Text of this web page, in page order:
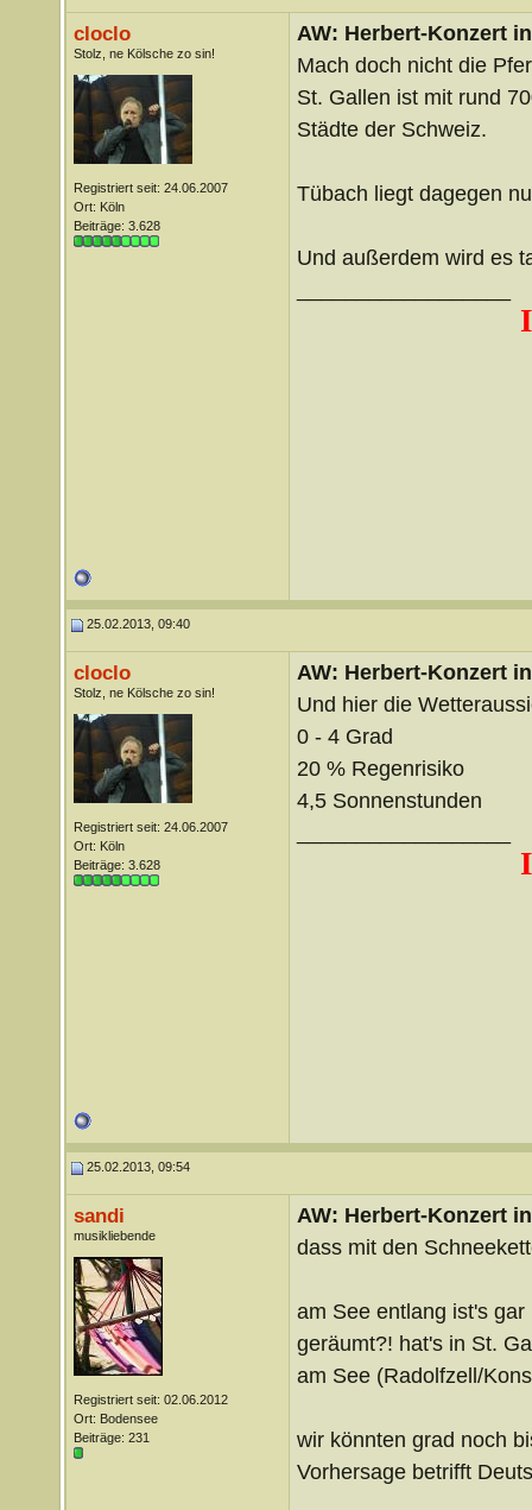
cloclo
Stolz, ne Kölsche zo sin!
Registriert seit: 24.06.2007
Ort: Köln
Beiträge: 3.628
AW: Herbert-Konzert
Mach doch nicht die
St. Gallen ist mit rund
Städte der Schweiz.
Tübach liegt dagegen
Und außerdem wird es
25.02.2013, 09:40
cloclo
Stolz, ne Kölsche zo sin!
Registriert seit: 24.06.2007
Ort: Köln
Beiträge: 3.628
AW: Herbert-Konzert
Und hier die
0 - 4 Grad
20 % Regenrisiko
4,5 Sonnenstunden
25.02.2013, 09:54
sandi
musikliebende
Registriert seit: 02.06.2012
Ort: Bodensee
Beiträge: 231
AW: Herbert-Konzert
dass mit den
am See entlang ist's
geräumt?! hat's in St.
am See (Radolfzell/
wir könnten grad noch
Vorhersage betrifft